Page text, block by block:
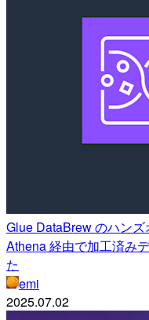
Glue DataBrew のハン
Athena 経由で加工済み
た
emi
2025.07.02